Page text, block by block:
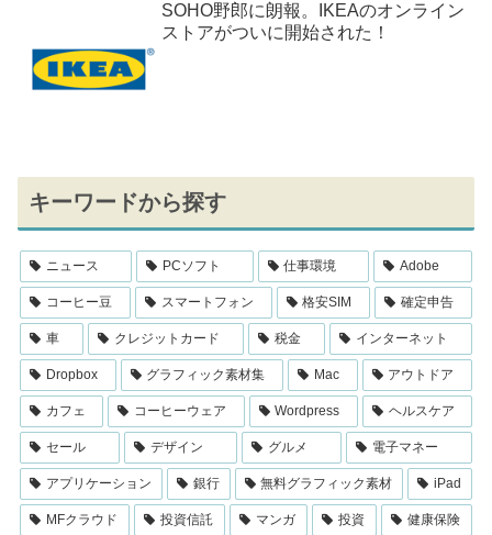
SOHO野郎に朗報。IKEAのオンライン
ストアがついに開始された！
キーワードから探す
ニュース PCソフト 仕事環境 Adobe
コーヒー豆 スマートフォン 格安SIM 確定申告
車 クレジットカード 税金 インターネット
Dropbox グラフィック素材集 Mac アウトドア
カフェ コーヒーウェア Wordpress ヘルスケア
セール デザイン グルメ 電子マネー
アプリケーション 銀行 無料グラフィック素材 iPad
MFクラウド 投資信託 マンガ 投資 健康保険